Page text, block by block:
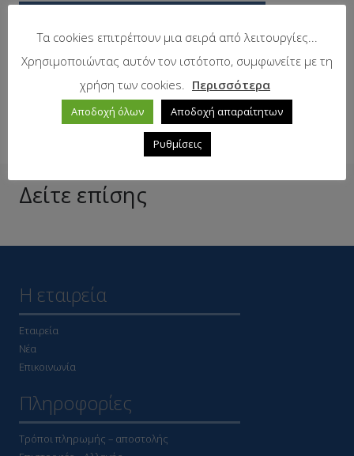
Δείτε επίσης
Η εταιρεία
Εταιρεία
Νέα
Επικοινωνία
Πληροφορίες
Τρόποι πληρωμής – αποστολής
Τα cookies επιτρέπουν μια σειρά από λειτουργίες...
Χρησιμοποιώντας αυτόν τον ιστότοπο, συμφωνείτε με τη
χρήση των cookies.
Περισσότερα
Αποδοχή όλων Αποδοχή απαραίτητων
Ρυθμίσεις